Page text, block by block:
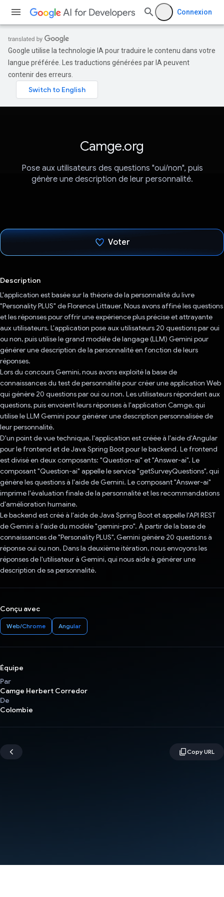
Connexion
Google utilise la technologie IA pour traduire le contenu dans votre
langue préférée. Les traductions générées par IA peuvent
contenir des erreurs.
Camge.org
Pose aux utilisateurs des questions "oui/non", puis
génère une description de leur personnalité.
Voter
Description
L'application est basée sur la théorie de la personnalité du livre
"Personality PLUS" de Florence Littauer. Nous avons affiné les questions
et les réponses pour offrir une expérience plus précise et attrayante
aux utilisateurs. L'application pose aux utilisateurs 20 questions par oui
ou non, puis utilise le grand modèle de langage (LLM) Gemini pour
générer une description de la personnalité en fonction de leurs
réponses.
Lors du concours Gemini, nous avons exploité la base de
connaissances du test de personnalité pour créer une application Web
qui génère 20 questions par oui ou non. Les utilisateurs répondent aux
questions, puis envoient leurs réponses à l'application Camge, qui
utilise le LLM Gemini pour générer une description personnalisée de
leur personnalité.
D'un point de vue technique, l'application est créée à l'aide d'Angular
pour le frontend et de Java Spring Boot pour le backend. Le frontend
est divisé en deux composants: "Question-ai" et "Answer-ai". Le
composant "Question-ai" appelle le service "getSurveyQuestions", qui
génère les questions à l'aide de Gemini. Le composant "Answer-ai"
imprime l'évaluation finale de la personnalité et les recommandations
d'amélioration humaine.
Le backend est créé à l'aide de Java Spring Boot et appelle l'API REST
de Gemini à l'aide du modèle "gemini-pro". À partir de la base de
connaissances de "Personality PLUS", Gemini génère 20 questions à
réponse oui ou non. Dans la deuxième itération, nous envoyons les
réponses de l'utilisateur à Gemini, qui nous aide à générer une
description de sa personnalité.
Conçu avec
Web/Chrome Angular
Équipe
Par
Camge Herbert Corredor
De
Colombie